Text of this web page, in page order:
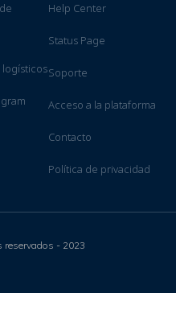
Help Center
Status Page
Soporte
Acceso a la plataforma
Contacto
Política de privacidad
reservados - 2023